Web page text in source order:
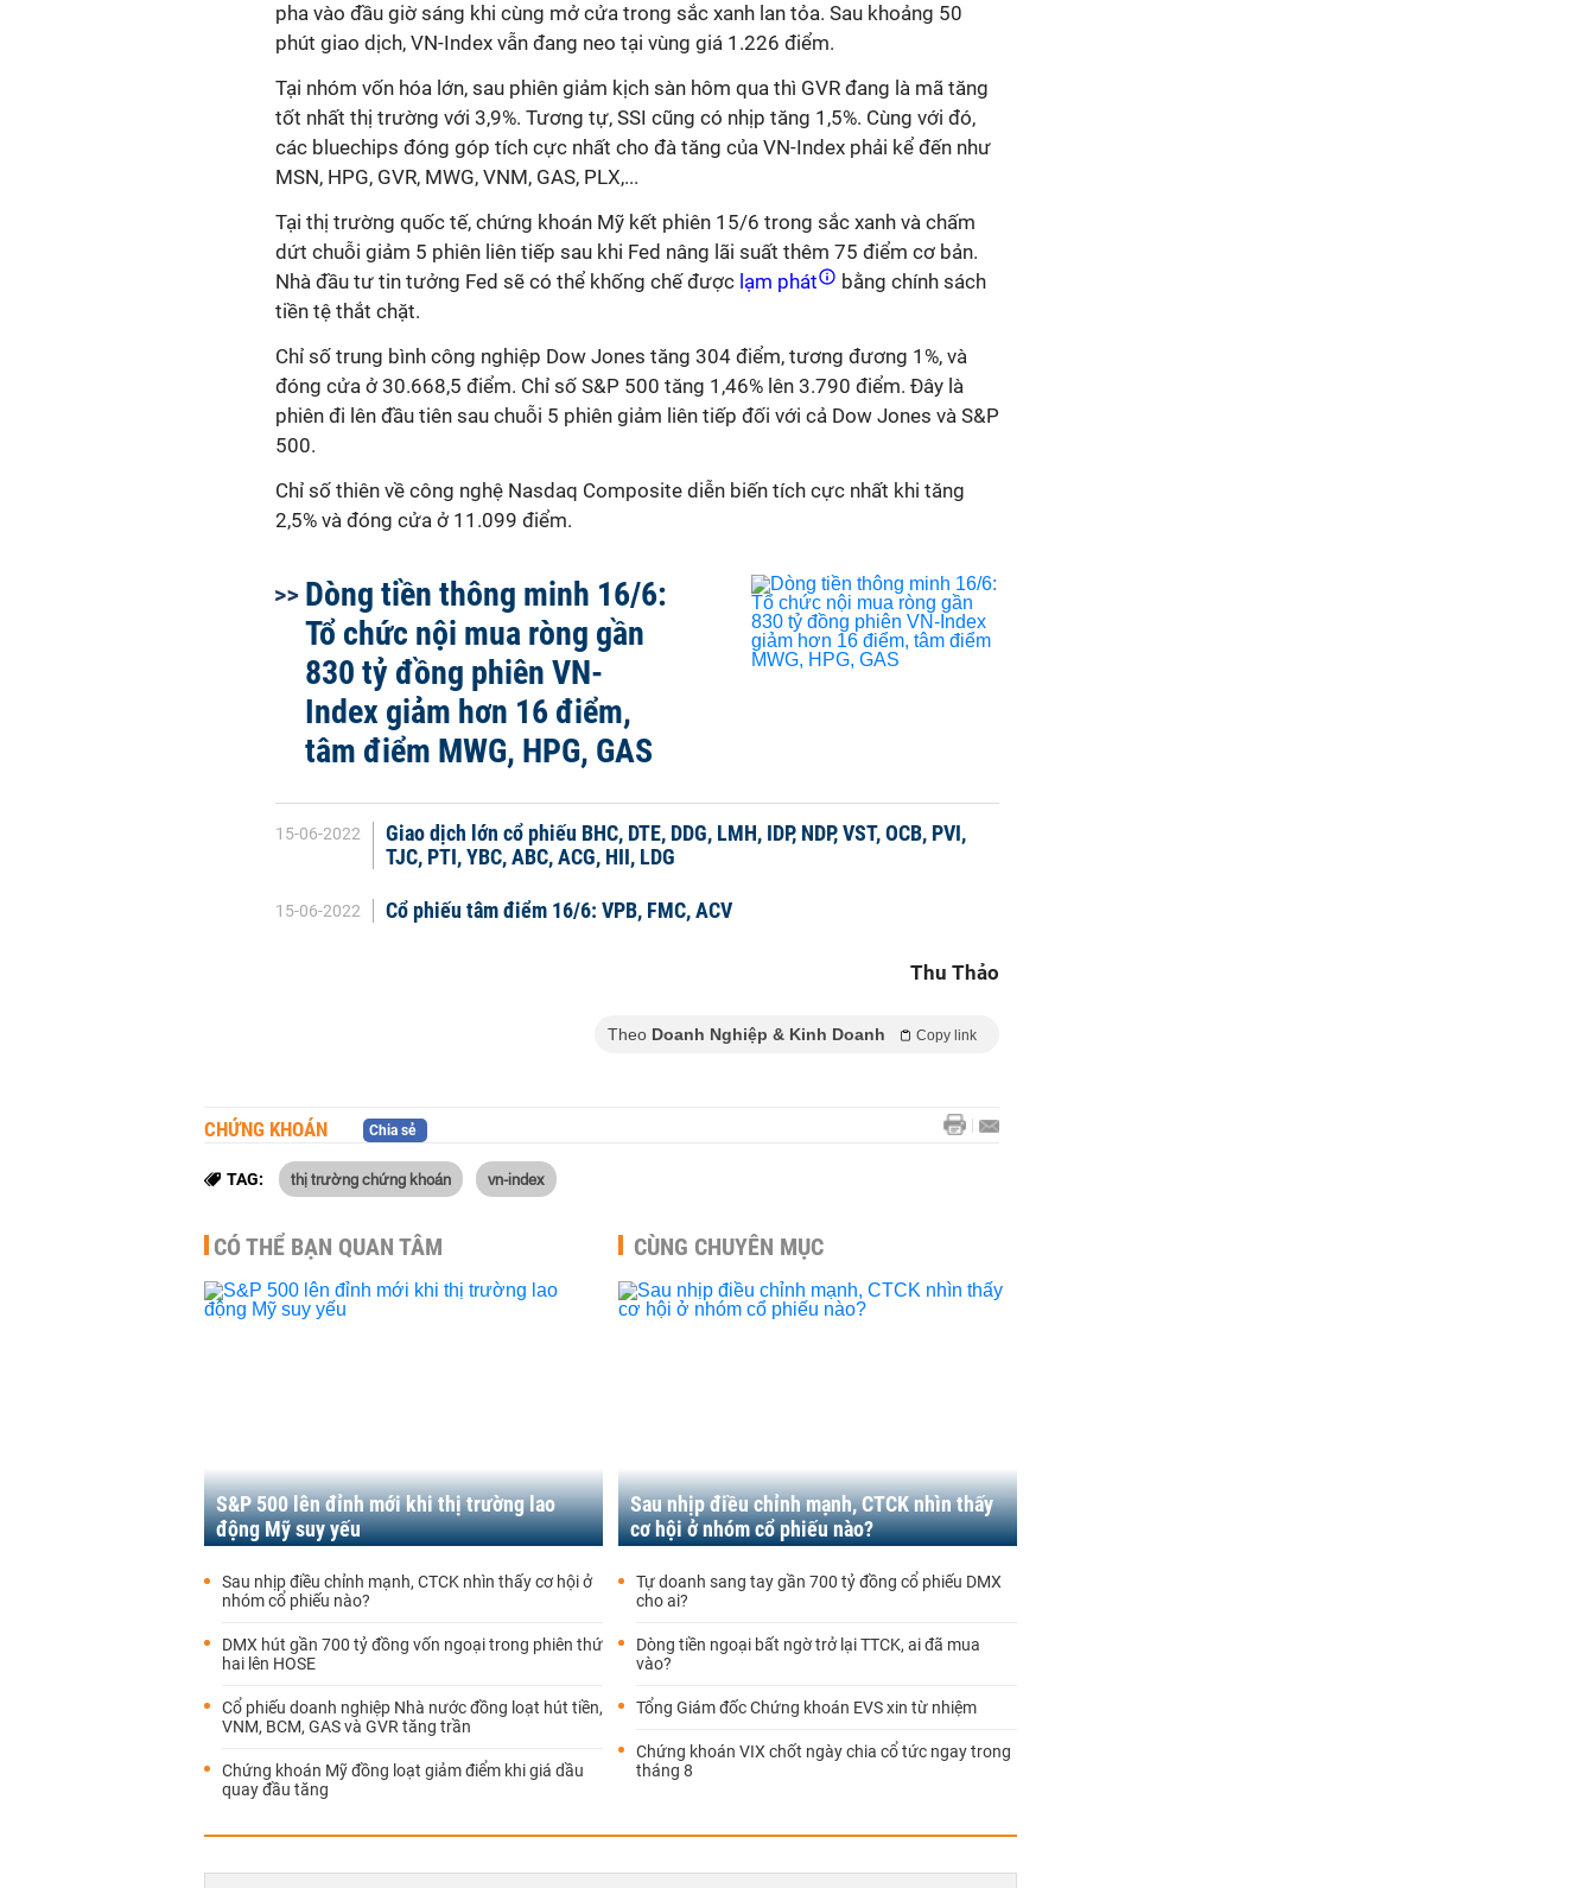
pha vào đầu giờ sáng khi cùng mở cửa trong sắc xanh lan tỏa. Sau khoảng 50
phút giao dịch, VN-Index vẫn đang neo tại vùng giá 1.226 điểm.
Tại nhóm vốn hóa lớn, sau phiên giảm kịch sàn hôm qua thì GVR đang là mã tăng
tốt nhất thị trường với 3,9%. Tương tự, SSI cũng có nhịp tăng 1,5%. Cùng với đó,
các bluechips đóng góp tích cực nhất cho đà tăng của VN-Index phải kể đến như
MSN, HPG, GVR, MWG, VNM, GAS, PLX,...
Tại thị trường quốc tế, chứng khoán Mỹ kết phiên 15/6 trong sắc xanh và chấm
dứt chuỗi giảm 5 phiên liên tiếp sau khi Fed nâng lãi suất thêm 75 điểm cơ bản.
Nhà đầu tư tin tưởng Fed sẽ có thể khống chế được lạm phát
bằng chính sách
tiền tệ thắt chặt.
Chỉ số trung bình công nghiệp Dow Jones tăng 304 điểm, tương đương 1%, và
đóng cửa ở 30.668,5 điểm. Chỉ số S&P 500 tăng 1,46% lên 3.790 điểm. Đây là
phiên đi lên đầu tiên sau chuỗi 5 phiên giảm liên tiếp đối với cả Dow Jones và S&P
500.
Chỉ số thiên về công nghệ Nasdaq Composite diễn biến tích cực nhất khi tăng
2,5% và đóng cửa ở 11.099 điểm.
Dòng tiền thông minh 16/6:
Tổ chức nội mua ròng gần
830 tỷ đồng phiên VN-
Index giảm hơn 16 điểm,
tâm điểm MWG, HPG, GAS
15-06-2022
Giao dịch lớn cổ phiếu BHC, DTE, DDG, LMH, IDP, NDP, VST, OCB, PVI,
TJC, PTI, YBC, ABC, ACG, HII, LDG
15-06-2022 Cổ phiếu tâm điểm 16/6: VPB, FMC, ACV
Thu Thảo
Theo Doanh Nghiệp & Kinh Doanh Copy link
CHỨNG KHOÁN Chia sẻ
TAG: thị trường chứng khoán vn-index
CÓ THỂ BẠN QUAN TÂM
S&P 500 lên đỉnh mới khi thị trường lao
động Mỹ suy yếu
Sau nhịp điều chỉnh mạnh, CTCK nhìn thấy cơ hội ở
nhóm cổ phiếu nào?
DMX hút gần 700 tỷ đồng vốn ngoại trong phiên thứ
hai lên HOSE
Cổ phiếu doanh nghiệp Nhà nước đồng loạt hút tiền,
VNM, BCM, GAS và GVR tăng trần
Chứng khoán Mỹ đồng loạt giảm điểm khi giá dầu
quay đầu tăng
CÙNG CHUYÊN MỤC
Sau nhịp điều chỉnh mạnh, CTCK nhìn thấy
cơ hội ở nhóm cổ phiếu nào?
Tự doanh sang tay gần 700 tỷ đồng cổ phiếu DMX
cho ai?
Dòng tiền ngoại bất ngờ trở lại TTCK, ai đã mua
vào?
Tổng Giám đốc Chứng khoán EVS xin từ nhiệm
Chứng khoán VIX chốt ngày chia cổ tức ngay trong
tháng 8